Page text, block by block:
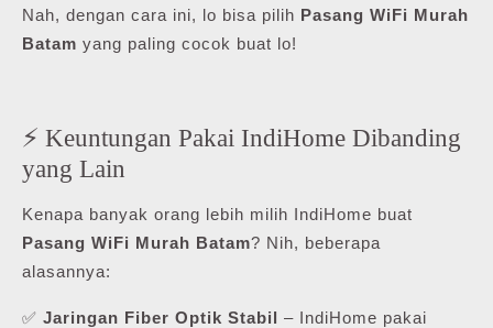
Nah, dengan cara ini, lo bisa pilih Pasang WiFi Murah
Batam yang paling cocok buat lo!
⚡ Keuntungan Pakai IndiHome Dibanding
yang Lain
Kenapa banyak orang lebih milih IndiHome buat
Pasang WiFi Murah Batam? Nih, beberapa
alasannya:
✅ Jaringan Fiber Optik Stabil – IndiHome pakai